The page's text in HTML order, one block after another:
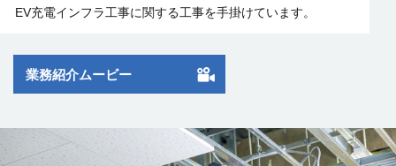
EV充電インフラ工事に関する工事を手掛けています。
業務紹介ムービー